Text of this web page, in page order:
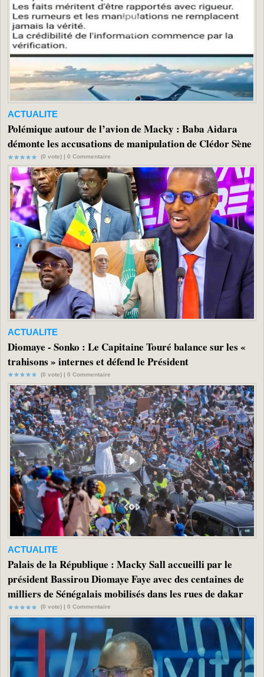
ACTUALITE
Polémique autour de l’avion de Macky : Baba Aidara
démonte les accusations de manipulation de Clédor Sène
(0 vote) | 0 Commentaire
ACTUALITE
Diomaye - Sonko : Le Capitaine Touré balance sur les «
trahisons » internes et défend le Président
(0 vote) | 0 Commentaire
ACTUALITE
Palais de la République : Macky Sall accueilli par le
président Bassirou Diomaye Faye avec des centaines de
milliers de Sénégalais mobilisés dans les rues de dakar
(0 vote) | 0 Commentaire